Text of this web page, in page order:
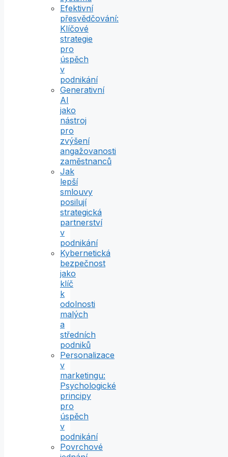
Efektivní
přesvědčování:
Klíčové
strategie
pro
úspěch
v
podnikání
Generativní
AI
jako
nástroj
pro
zvýšení
angažovanosti
zaměstnanců
Jak
lepší
smlouvy
posilují
strategická
partnerství
v
podnikání
Kybernetická
bezpečnost
jako
klíč
k
odolnosti
malých
a
středních
podniků
Personalizace
v
marketingu:
Psychologické
principy
pro
úspěch
v
podnikání
Povrchové